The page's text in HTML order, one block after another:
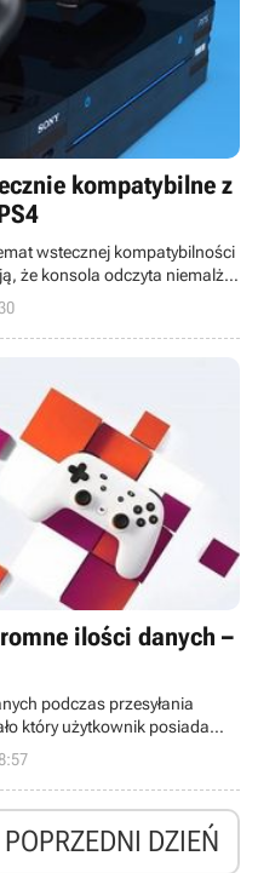
kompatybilne z
wstecznej kompatybilności
że konsola odczyta niemalże
Innymi słowy: na PS5
ilości danych –
podczas przesyłania
który użytkownik posiada
którym będzie mógł
podróży przez dłuższy czas.
POPRZEDNI DZIEŃ